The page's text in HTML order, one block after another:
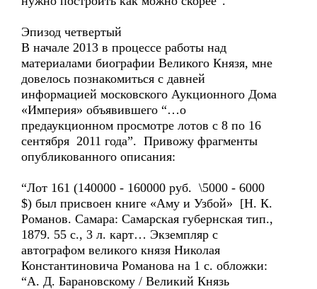
Эпизод четвертый
В начале 2013 в процессе работы над
материалами биографии Великого Князя, мне
довелось познакомиться с давней
информацией московского Аукционного Дома
«Империя» объявившего “…о
предаукционном просмотре лотов с 8 по 16
сентября 2011 года”. Привожу фрагменты
опубликованного описания:
“Лот 161 (140000 - 160000 руб. \5000 - 6000
$) был присвоен книге «Аму и Узбой» [Н. К.
Романов. Самара: Самарская губернская тип.,
1879. 55 c., 3 л. карт… Экземпляр с
автографом великого князя Николая
Константиновича Романова на 1 с. обложки:
“А. Д. Барановскому / Великий Князь